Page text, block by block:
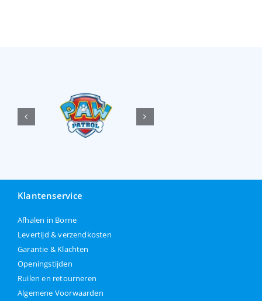
Klantenservice
Afhalen in Borne
Levertijd & verzendkosten
Garantie & Klachten
Openingstijden
Ruilen en retourneren
Algemene Voorwaarden